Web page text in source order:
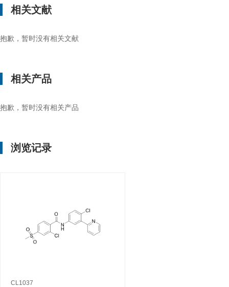
相关文献
抱歉，暂时没有相关文献
相关产品
抱歉，暂时没有相关产品
浏览记录
CL1037